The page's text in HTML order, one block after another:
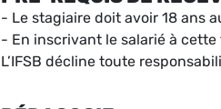
- Le stagiaire doit avoir 18 ans
- En inscrivant le salarié à cette
L’IFSB décline toute